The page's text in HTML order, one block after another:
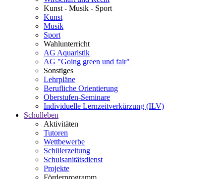
Kunst - Musik - Sport
Kunst
Musik
Sport
Wahlunterricht
AG Aquaristik
AG "Going green und fair"
Sonstiges
Lehrpläne
Berufliche Orientierung
Oberstufen-Seminare
Individuelle Lernzeitverkürzung (ILV)
Schulleben
Aktivitäten
Tutoren
Wettbewerbe
Schülerzeitung
Schulsanitätsdienst
Projekte
Förderprogramm